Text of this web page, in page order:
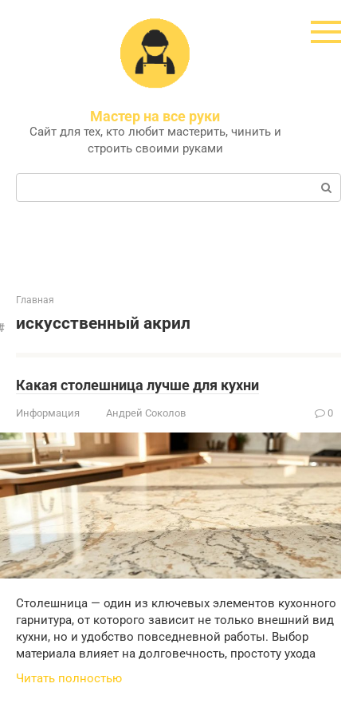
Мастер на все руки
Сайт для тех, кто любит мастерить, чинить и
строить своими руками
Поиск:
Главная
искусственный акрил
Какая столешница лучше для кухни
Информация Андрей Соколов 0
Столешница — один из ключевых элементов кухонного
гарнитура, от которого зависит не только внешний вид
кухни, но и удобство повседневной работы. Выбор
материала влияет на долговечность, простоту ухода
Читать полностью